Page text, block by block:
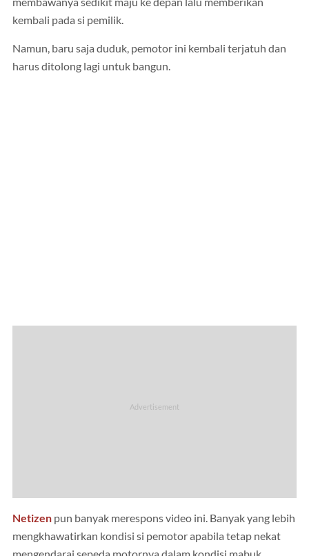
kembali pada si pemilik.
Namun, baru saja duduk, pemotor ini kembali terjatuh dan
harus ditolong lagi untuk bangun.
Netizen pun banyak merespons video ini. Banyak yang lebih
mengkhawatirkan kondisi si pemotor apabila tetap nekat